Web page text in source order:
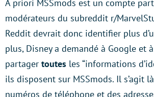
A priori MSSmods est un compte
modérateurs du subreddit r/
Reddit devrait donc identifier plus
plus, Disney a demandé à Google et
partager toutes les “informations
ils disposent sur MSSmods. Il s’agit
numéros de téléphone et des